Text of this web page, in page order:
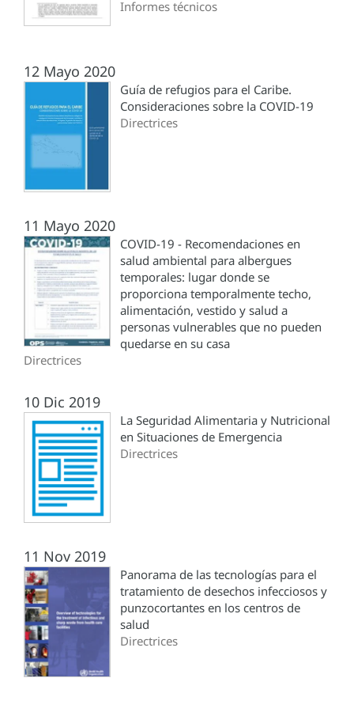
Informes técnicos
12 Mayo 2020
Guía de refugios para el Caribe.
Consideraciones sobre la COVID-19
Directrices
11 Mayo 2020
COVID-19 - Recomendaciones en
salud ambiental para albergues
temporales: lugar donde se
proporciona temporalmente techo,
alimentación, vestido y salud a
personas vulnerables que no pueden
quedarse en su casa
Directrices
10 Dic 2019
La Seguridad Alimentaria y Nutricional
en Situaciones de Emergencia
Directrices
11 Nov 2019
Panorama de las tecnologías para el
tratamiento de desechos infecciosos y
punzocortantes en los centros de
salud
Directrices